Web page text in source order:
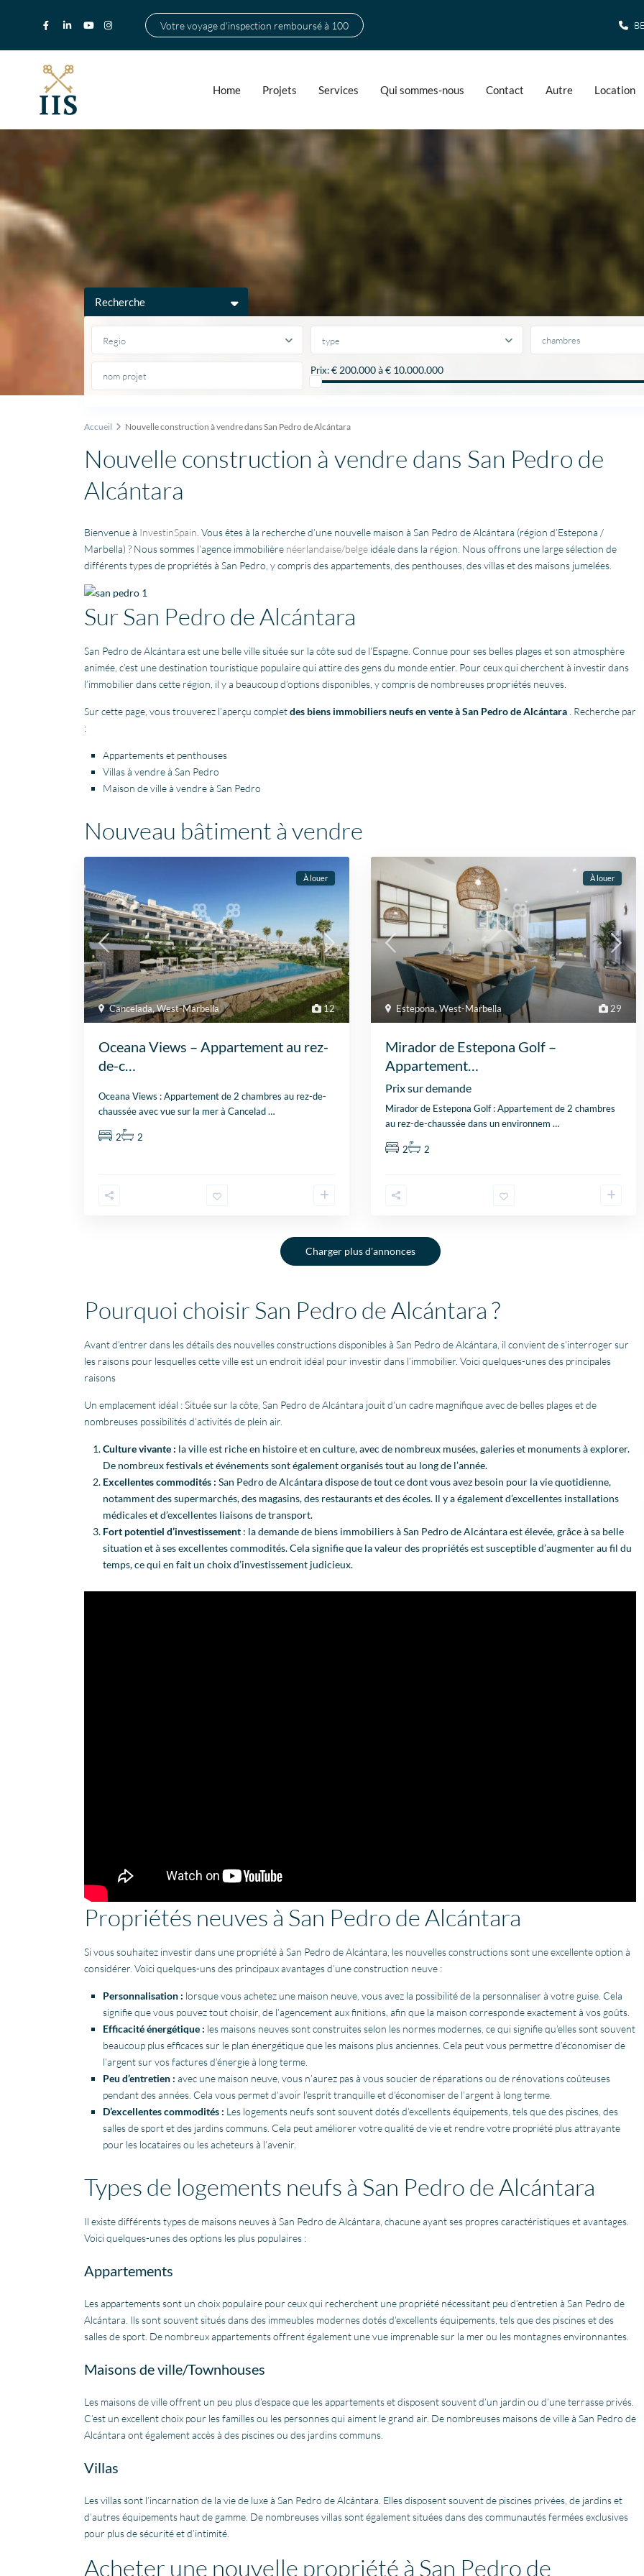
Votre voyage d'inspection remboursé à 100
Home Projets Services Qui sommes-nous Contact Autre Location
Recherche
Regio type
Prix: € 200.000 à € 10.000.000
Accueil Nouvelle construction à vendre dans San Pedro de Alcántara
Nouvelle construction à vendre dans San Pedro de
Alcántara
Bienvenue à InvestinSpain . Vous êtes à la recherche d’une nouvelle maison à San Pedro de Alcántara (région d’Estepona /
Marbella) ? Nous sommes l’agence immobilière néerlandaise/belge idéale dans la région. Nous offrons une large sélection de
différents types de propriétés à San Pedro, y compris des appartements, des penthouses, des villas et des maisons jumelées.
Sur San Pedro de Alcántara
San Pedro de Alcántara est une belle ville située sur la côte sud de l’Espagne. Connue pour ses belles plages et son atmosphère
animée, c’est une destination touristique populaire qui attire des gens du monde entier. Pour ceux qui cherchent à investir dans
l’immobilier dans cette région, il y a beaucoup d’options disponibles, y compris de nombreuses propriétés neuves.
Sur cette page, vous trouverez l’aperçu completdes biens immobiliers neufs en vente à San Pedro de Alcántara . Recherche par
:
Appartements et penthouses
Villas à vendre à San Pedro
Maison de ville à vendre à San Pedro
Nouveau bâtiment à vendre
12
Cancelada, West-Marbella
À louer
Oceana Views – Appartement au rez-
de-c…
Oceana Views : Appartement de 2 chambres au rez-de-
chaussée avec vue sur la mer à Cancelad…
2 2
29
Estepona,West-Marbella
À louer
Mirador de Estepona Golf –
Appartement…
Prix sur demande
Mirador de Estepona Golf : Appartement de 2 chambres
au rez-de-chaussée dans un environnem …
2 2
Charger plus d'annonces
Pourquoi choisir San Pedro de Alcántara ?
Avant d’entrer dans les détails des nouvelles constructions disponibles à San Pedro de Alcántara, il convient de s’interroger sur
les raisons pour lesquelles cette ville est un endroit idéal pour investir dans l’immobilier. Voici quelques-unes des principales
raisons
Un emplacement idéal : Située sur la côte, San Pedro de Alcántara jouit d’un cadre magnifique avec de belles plages et de
nombreuses possibilités d’activités de plein air.
Culture vivante : la ville est riche en histoire et en culture, avec de nombreux musées, galeries et monuments à explorer.
De nombreux festivals et événements sont également organisés tout au long de l’année.
Excellentes commodités : San Pedro de Alcántara dispose de tout ce dont vous avez besoin pour la vie quotidienne,
notamment des supermarchés, des magasins, des restaurants et des écoles. Il y a également d’excellentes installations
médicales et d’excellentes liaisons de transport.
Fort potentiel d’investissement : la demande de biens immobiliers à San Pedro de Alcántara est élevée, grâce à sa belle
situation et à ses excellentes commodités. Cela signifie que la valeur des propriétés est susceptible d’augmenter au fil du
temps, ce qui en fait un choix d’investissement judicieux.
Propriétés neuves à San Pedro de Alcántara
Si vous souhaitez investir dans une propriété à San Pedro de Alcántara, les nouvelles constructions sont une excellente option à
considérer. Voici quelques-uns des principaux avantages d’une construction neuve :
Personnalisation : lorsque vous achetez une maison neuve, vous avez la possibilité de la personnaliser à votre guise. Cela
signifie que vous pouvez tout choisir, de l’agencement aux finitions, afin que la maison corresponde exactement à vos goûts.
Efficacité énergétique : les maisons neuves sont construites selon les normes modernes, ce qui signifie qu’elles sont souvent
beaucoup plus efficaces sur le plan énergétique que les maisons plus anciennes. Cela peut vous permettre d’économiser de
l’argent sur vos factures d’énergie à long terme.
Peu d’entretien : avec une maison neuve, vous n’aurez pas à vous soucier de réparations ou de rénovations coûteuses
pendant des années. Cela vous permet d’avoir l’esprit tranquille et d’économiser de l’argent à long terme.
D’excellentes commodités : Les logements neufs sont souvent dotés d’excellents équipements, tels que des piscines, des
salles de sport et des jardins communs. Cela peut améliorer votre qualité de vie et rendre votre propriété plus attrayante
pour les locataires ou les acheteurs à l’avenir.
Types de logements neufs à San Pedro de Alcántara
Il existe différents types de maisons neuves à San Pedro de Alcántara, chacune ayant ses propres caractéristiques et avantages.
Voici quelques-unes des options les plus populaires :
Appartements
Les appartements sont un choix populaire pour ceux qui recherchent une propriété nécessitant peu d’entretien à San Pedro de
Alcántara. Ils sont souvent situés dans des immeubles modernes dotés d’excellents équipements, tels que des piscines et des
salles de sport. De nombreux appartements offrent également une vue imprenable sur la mer ou les montagnes environnantes.
Maisons de ville/Townhouses
Les maisons de ville offrent un peu plus d’espace que les appartements et disposent souvent d’un jardin ou d’une terrasse privés.
C’est un excellent choix pour les familles ou les personnes qui aiment le grand air. De nombreuses maisons de ville à San Pedro de
Alcántara ont également accès à des piscines ou des jardins communs.
Villas
Les villas sont l’incarnation de la vie de luxe à San Pedro de Alcántara. Elles disposent souvent de piscines privées, de jardins et
d’autres équipements haut de gamme. De nombreuses villas sont également situées dans des communautés fermées exclusives
pour plus de sécurité et d’intimité.
Acheter une nouvelle propriété à San Pedro de
uitstekende samenwerking.
Er werd echt de tijd
genomen om mijn wensen
in kaart te brengen. Dankzij
Stijn, mijn
vastgoedmakelaar, heb ik
mijn droomhuis gevonden.
Zelfs toen ik niet in Spanje
was, verliep de
communicatie
probleemloos. Alles verliep
Lees verder
Fien
28 April
2026
Wij
een
zijn
en
van
hen
heeft
dan
ons.
Lees